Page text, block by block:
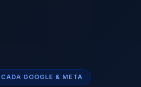
GOOGLE & META